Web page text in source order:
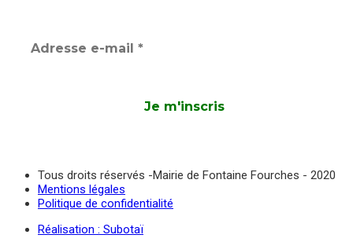
Tous droits réservés -Mairie de Fontaine Fourches - 2020
Mentions légales
Politique de confidentialité
Réalisation : Subotaï